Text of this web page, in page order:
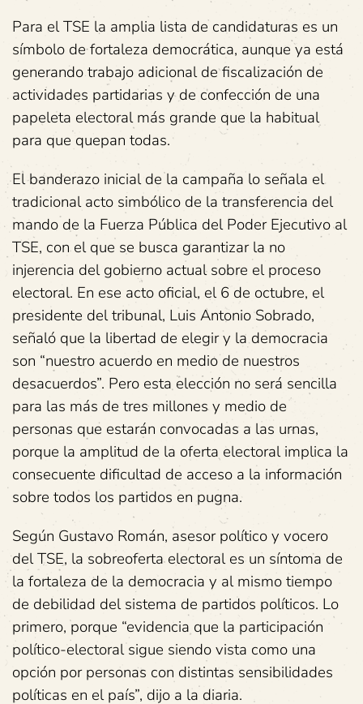
Para el TSE la amplia lista de candidaturas es un
símbolo de fortaleza democrática, aunque ya está
generando trabajo adicional de fiscalización de
actividades partidarias y de confección de una
papeleta electoral más grande que la habitual
para que quepan todas.
El banderazo inicial de la campaña lo señala el
tradicional acto simbólico de la transferencia del
mando de la Fuerza Pública del Poder Ejecutivo al
TSE, con el que se busca garantizar la no
injerencia del gobierno actual sobre el proceso
electoral. En ese acto oficial, el 6 de octubre, el
presidente del tribunal, Luis Antonio Sobrado,
señaló que la libertad de elegir y la democracia
son “nuestro acuerdo en medio de nuestros
desacuerdos”. Pero esta elección no será sencilla
para las más de tres millones y medio de
personas que estarán convocadas a las urnas,
porque la amplitud de la oferta electoral implica la
consecuente dificultad de acceso a la información
sobre todos los partidos en pugna.
Según Gustavo Román, asesor político y vocero
del TSE, la sobreoferta electoral es un síntoma de
la fortaleza de la democracia y al mismo tiempo
de debilidad del sistema de partidos políticos. Lo
primero, porque “evidencia que la participación
político-electoral sigue siendo vista como una
opción por personas con distintas sensibilidades
políticas en el país”, dijo a la diaria.